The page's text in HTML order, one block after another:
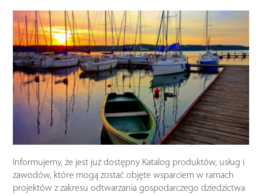
Informujemy, że jest już dostępny Katalog produktów, usług i
zawodów, które mogą zostać objęte wsparciem w ramach
projektów z zakresu odtwarzania gospodarczego dziedzictwa